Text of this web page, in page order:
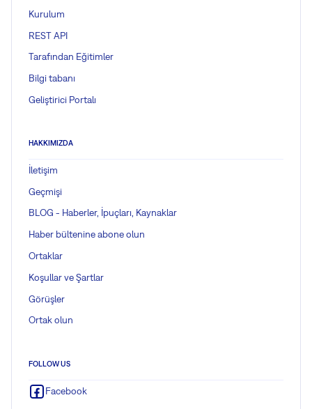
Kurulum
REST API
Tarafından Eğitimler
Bilgi tabanı
Geliştirici Portalı
HAKKIMIZDA
İletişim
Geçmişi
BLOG - Haberler, İpuçları, Kaynaklar
Haber bültenine abone olun
Ortaklar
Koşullar ve Şartlar
Görüşler
Ortak olun
FOLLOW US
Facebook